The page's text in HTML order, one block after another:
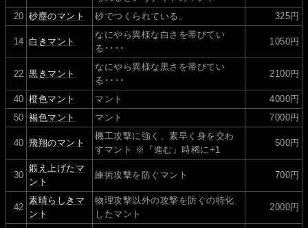
20 砂塵のマント 砂でつくられている。 325円
14 白きマント
なにやら異様な白さを帯びてい
る････
1050円
22 黒きマント
なにやら異様な黒さを帯びてい
る････
2100円
40 橙色マント マント
4000円
50 褐色マント マント 7000円
40 飛翔のマント
機工攻撃に強く、素早く身を交わ
すマント ※『進む』時稀に+1
500円
30
鍛え上げたマ
ント
練術攻撃を防ぐマント 700円
42
素晴らしきマ
ント
物理攻撃以外の攻撃を防ぐの特化
したマント
2000円